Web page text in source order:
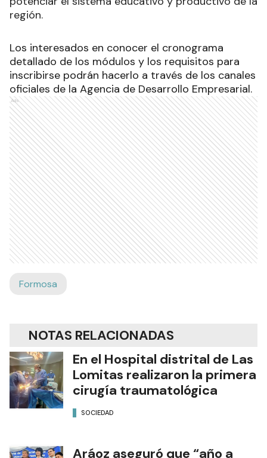
región.
Los interesados en conocer el cronograma
detallado de los módulos y los requisitos para
inscribirse podrán hacerlo a través de los canales
oficiales de la Agencia de Desarrollo Empresarial.
Ads
Formosa
NOTAS RELACIONADAS
En el Hospital distrital de Las
Lomitas realizaron la primera
cirugía traumatológica
SOCIEDAD
Aráoz aseguró que “año a